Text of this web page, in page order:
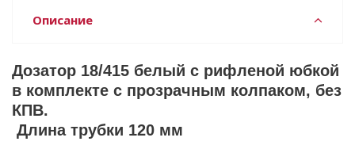
Описание
Дозатор 18/415 белый с рифленой юбкой
в комплекте с прозрачным колпаком, без
КПВ.
Длина трубки 120 мм